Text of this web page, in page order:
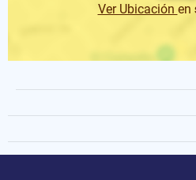
Ver Ubicación en